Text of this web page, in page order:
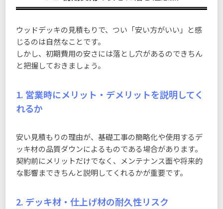
ウッドデッキの見積もりで、つい「安い方がいい」と感
じるのは自然なことです。
しかし、初期費用の安さには落とし穴があるのできちん
と把握しておきましょう。
1. 営業時にメリット・デメリットを説明してく
れるか
安い見積もりの理由が、基礎工事の簡略化や使用するデ
ッキ材の品質ダウンによるものである場合があります。
契約前にメリットだけでなく、メンテナンス面や将来的
な影響まできちんと説明してくれるかが重要です。
2. デッキ材・仕上げ材の耐久性リスク